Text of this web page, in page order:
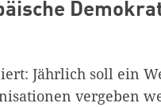
Jährlich soll ein
vergeben